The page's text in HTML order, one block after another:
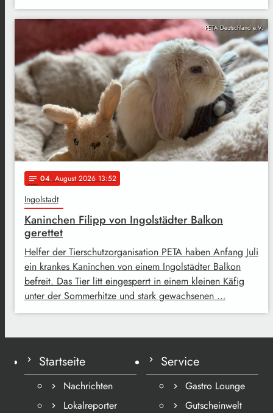
PETA Deutschland e.V.
notes 04. August 2026 13:52
Ingolstadt
Kaninchen Filipp von Ingolstädter Balkon
gerettet
Helfer der Tierschutzorganisation PETA haben Anfang Juli
ein krankes Kaninchen von einem Ingolstädter Balkon
befreit. Das Tier litt eingesperrt in einem kleinen Käfig
unter der Sommerhitze und stark gewachsenen …
Startseite
Nachrichten
Lokalreporter
Service
Gastro Lounge
Gutscheinwelt